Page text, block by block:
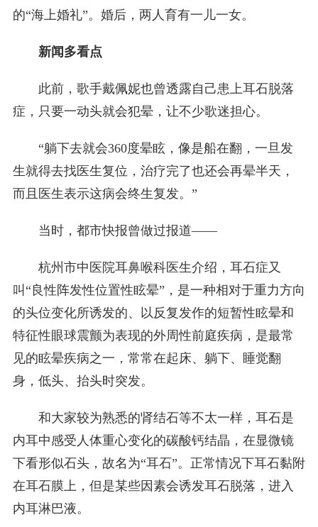
的“海上婚礼”。婚后，两人育有一儿一女。
新闻多看点
此前，歌手戴佩妮也曾透露自己患上耳石脱落
症，只要一动头就会犯晕，让不少歌迷担心。
“躺下去就会360度晕眩，像是船在翻，一旦发
生就得去找医生复位，治疗完了也还会再晕半天，
而且医生表示这病会终生复发。”
当时，都市快报曾做过报道——
杭州市中医院耳鼻喉科医生介绍，耳石症又
叫“良性阵发性位置性眩晕”，是一种相对于重力方向
的头位变化所诱发的、以反复发作的短暂性眩晕和
特征性眼球震颤为表现的外周性前庭疾病，是最常
见的眩晕疾病之一，常常在起床、躺下、睡觉翻
身，低头、抬头时突发。
和大家较为熟悉的肾结石等不太一样，耳石是
内耳中感受人体重心变化的碳酸钙结晶，在显微镜
下看形似石头，故名为“耳石”。正常情况下耳石黏附
在耳石膜上，但是某些因素会诱发耳石脱落，进入
内耳淋巴液。